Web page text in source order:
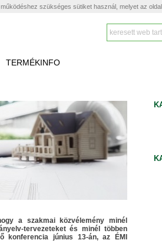
szükséges sütiket használ, melyet az
TERMÉKINFO
a szakmai közvélemény minél
tervezeteket és minél többen
konferencia június 13-án, az ÉMI